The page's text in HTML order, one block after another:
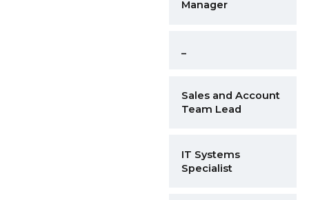
Manager
_
Sales and Account
Team Lead
IT Systems
Specialist